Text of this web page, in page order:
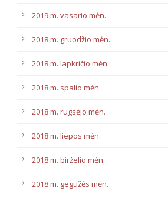
2019 m. vasario mėn.
2018 m. gruodžio mėn.
2018 m. lapkričio mėn.
2018 m. spalio mėn.
2018 m. rugsėjo mėn.
2018 m. liepos mėn.
2018 m. birželio mėn.
2018 m. gegužės mėn.